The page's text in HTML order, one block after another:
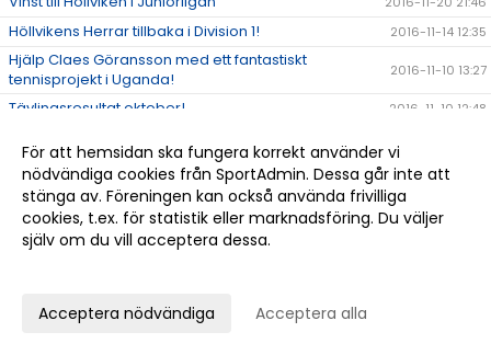
Höllvikens Herrar tillbaka i Division 1! 2016-11-14 12:35
Hjälp Claes Göransson med ett fantastiskt
tennisprojekt i Uganda!
2016-11-10 13:27
Tävlingsresultat oktober! 2016-11-10 12:48
Det går bra för André Göransson i USA 2016-10-24 21:00
Anmäl dig till Höstlovstennis 2016-10-07 12:09
Tävlingsresultat september 2016-10-05 12:34
Se hit alla yngre juniorer som vill prova på att
Nils vidare i Pirres pokal med Tennis Syd
För att hemsidan ska fungera korrekt använder vi
nödvändiga cookies från SportAdmin. Dessa går inte att
stänga av. Föreningen kan också använda frivilliga
cookies, t.ex. för statistik eller marknadsföring. Du väljer
själv om du vill acceptera dessa.
Acceptera nödvändiga Acceptera alla